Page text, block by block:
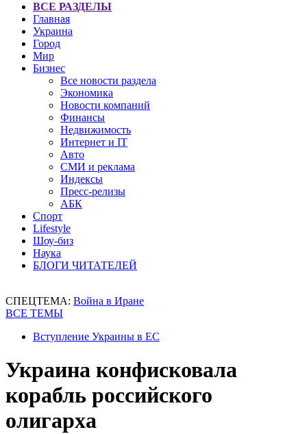
ВСЕ РАЗДЕЛЫ
Главная
Украина
Город
Мир
Бизнес
Все новости раздела
Экономика
Новости компаний
Финансы
Недвижимость
Интернет и IT
Авто
СМИ и реклама
Индексы
Пресс-релизы
АБК
Спорт
Lifestyle
Шоу-биз
Наука
БЛОГИ ЧИТАТЕЛЕЙ
СПЕЦТЕМА: Война в Иране
ВСЕ ТЕМЫ
Вступление Украины в ЕС
Украина конфисковала
корабль российского
олигарха